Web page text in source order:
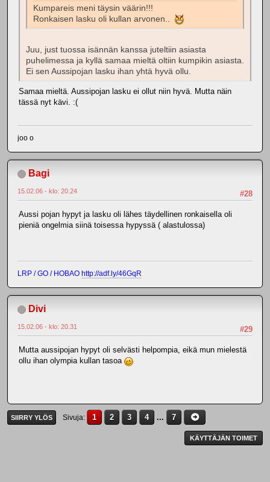
Kumpareis meni täysin väärin!!!
Ronkaisen lasku oli kullan arvonen..
Juu, just tuossa isännän kanssa juteltiin asiasta
puhelimessa ja kyllä samaa mieltä oltiin kumpikin asiasta.
Ei sen Aussipojan lasku ihan yhtä hyvä ollu.
Samaa mieltä. Aussipojan lasku ei ollut niin hyvä. Mutta näin
tässä nyt kävi. :(
joo o
Bagi
#28
15.02.06 - klo: 20.24
Aussi pojan hypyt ja lasku oli lähes täydellinen ronkaisella oli
pieniä ongelmia siinä toisessa hypyssä ( alastulossa)
LRP / GO / HOBAO http://adf.ly/46GqR
Divi
#29
15.02.06 - klo: 20.31
Mutta aussipojan hypyt oli selvästi helpompia, eikä mun mielestä
ollu ihan olympia kullan tasoa
SIIRRY YLÖS Sivuja 1 2 3 4 ... 7
KÄYTTÄJÄN TOIMET